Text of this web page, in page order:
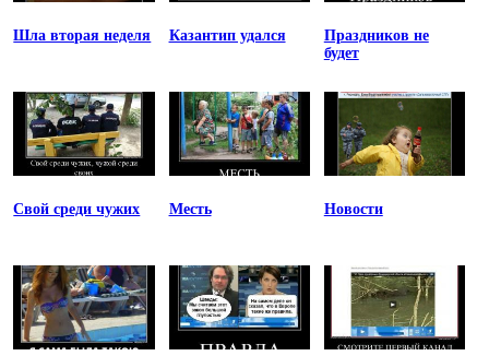
Шла вторая неделя Казантип удался
Праздников не
будет
Свой среди чужих Месть Новости